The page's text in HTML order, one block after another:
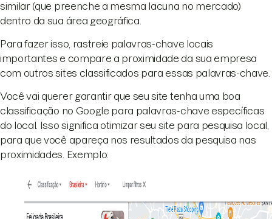
similar (que preenche a mesma lacuna no mercado)
dentro da sua área geográfica.
Para fazer isso, rastreie palavras-chave locais
importantes e compare a proximidade da sua empresa
com outros sites classificados para essas palavras-chave.
Você vai querer garantir que seu site tenha uma boa
classificação no Google para palavras-chave específicas
do local. Isso significa otimizar seu site para pesquisa local,
para que você apareça nos resultados da pesquisa nas
proximidades. Exemplo: